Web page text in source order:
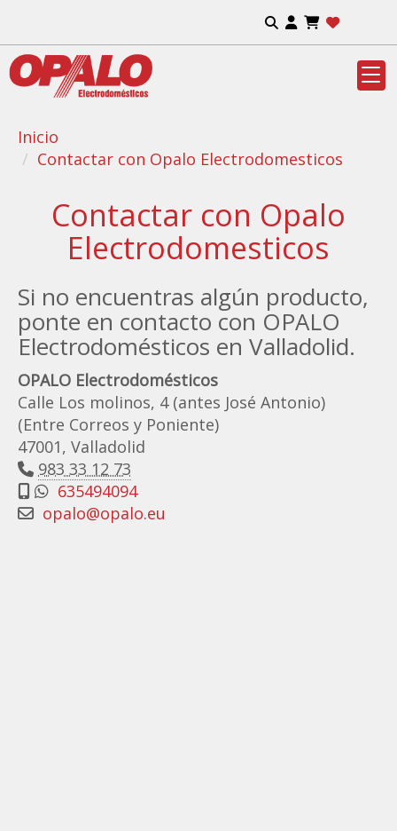
Inicio
Contactar con Opalo Electrodomesticos
Contactar con Opalo
Electrodomesticos
Si no encuentras algún producto,
ponte en contacto con OPALO
Electrodomésticos en Valladolid.
OPALO Electrodomésticos
Calle Los molinos, 4 (antes José Antonio)
(Entre Correos y Poniente)
47001, Valladolid
983 33 12 73
635494094
opalo@opalo.eu